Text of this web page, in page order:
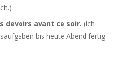
devoirs avant ce soir. (Ich
bis heute Abend fertig